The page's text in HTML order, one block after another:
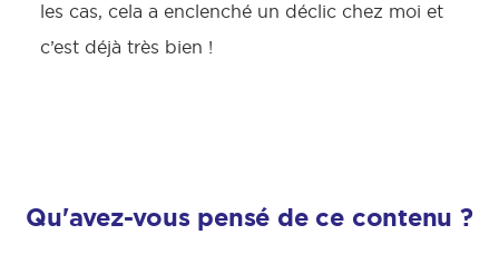
les cas, cela a enclenché un déclic chez moi et
c’est déjà très bien !
Qu'avez-vous pensé de ce contenu ?